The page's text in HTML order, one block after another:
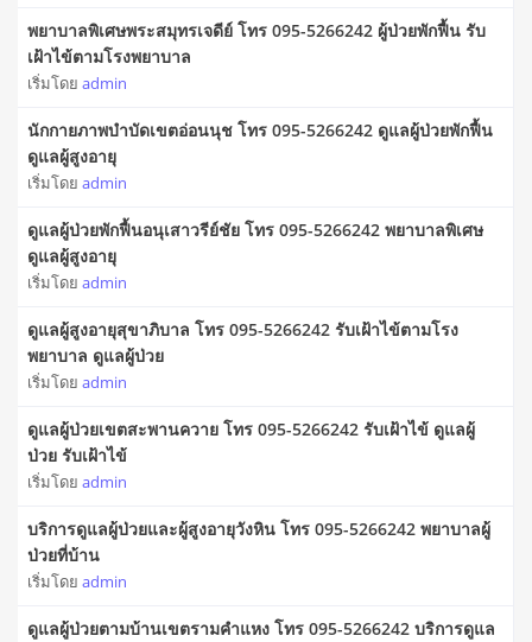
พยาบาลพิเศษพระสมุทรเจดีย์ โทร 095-5266242 ผู้ป่วยพักฟื้น รับ
เฝ้าไข้ตามโรงพยาบาล
เริ่มโดย admin
นักกายภาพบําบัดเขตอ่อนนุช โทร 095-5266242 ดูแลผู้ป่วยพักฟื้น
ดูแลผู้สูงอายุ
เริ่มโดย admin
ดูแลผู้ป่วยพักฟื้นอนุเสาวรีย์ชัย โทร 095-5266242 พยาบาลพิเศษ
ดูแลผู้สูงอายุ
เริ่มโดย admin
ดูแลผู้สูงอายุสุขาภิบาล โทร 095-5266242 รับเฝ้าไข้ตามโรง
พยาบาล ดูแลผู้ป่วย
เริ่มโดย admin
ดูแลผู้ป่วยเขตสะพานควาย โทร 095-5266242 รับเฝ้าไข้ ดูแลผู้
ป่วย รับเฝ้าไข้
เริ่มโดย admin
บริการดูแลผู้ป่วยและผู้สูงอายุวังหิน โทร 095-5266242 พยาบาลผู้
ป่วยที่บ้าน
เริ่มโดย admin
ดูแลผู้ป่วยตามบ้านเขตรามคำแหง โทร 095-5266242 บริการดูแล